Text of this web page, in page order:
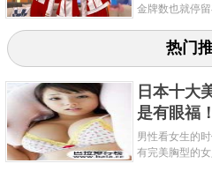
军;在2016年里约奥运会上获
子单人3米板冠军;在2020年
双人10米跳台亚军等等。
关键字：奥运会
金牌数也就停留
热门
日本十大
是有眼福！
男性看女生的
有完美胸型的女